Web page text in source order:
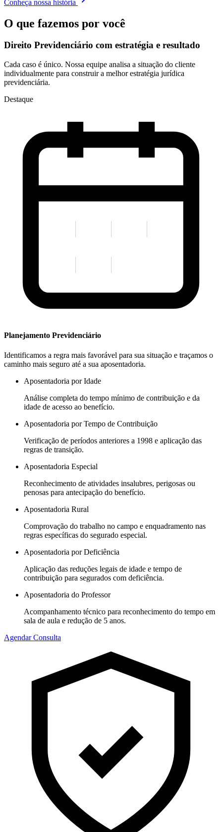
Conheça nossa história
O que fazemos por você
Direito Previdenciário com estratégia e resultado
Cada caso é único. Nossa equipe analisa a situação do cliente
individualmente para construir a melhor estratégia jurídica
previdenciária.
Destaque
Planejamento Previdenciário
Identificamos a regra mais favorável para sua situação e traçamos o
caminho mais seguro até a sua aposentadoria.
Aposentadoria por Idade
Análise completa do tempo mínimo de contribuição e da
idade de acesso ao benefício.
Aposentadoria por Tempo de Contribuição
Verificação de períodos anteriores a 1998 e aplicação das
regras de transição.
Aposentadoria Especial
Reconhecimento de atividades insalubres, perigosas ou
penosas para antecipação do benefício.
Aposentadoria Rural
Comprovação do trabalho no campo e enquadramento nas
regras específicas do segurado especial.
Aposentadoria por Deficiência
Aplicação das reduções legais de idade e tempo de
contribuição para segurados com deficiência.
Aposentadoria do Professor
Acompanhamento técnico para reconhecimento do tempo em
sala de aula e redução de 5 anos.
Agendar Consulta